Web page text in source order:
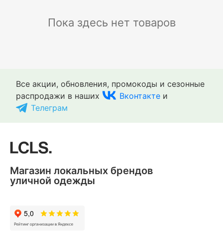
Пока здесь нет товаров
Все акции, обновления, промокоды и сезонные
распродажи в наших
Вконтакте и
Телеграм
Магазин локальных брендов
уличной одежды